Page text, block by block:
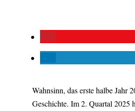
Wahnsinn, das erste halbe Jahr
Geschichte. Im 2. Quartal 2025